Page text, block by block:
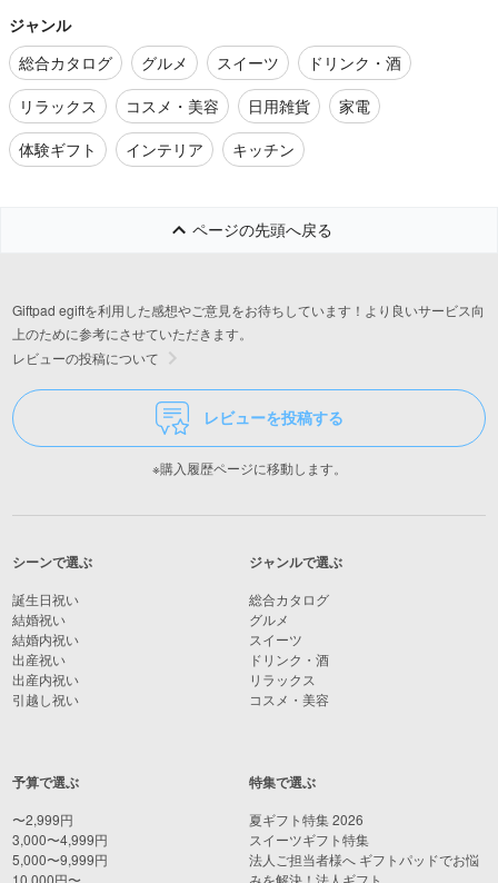
ジャンル
総合カタログ
グルメ スイーツ
ドリンク・酒
リラックス
コスメ・美容 日用雑貨
家電
体験ギフト
インテリア キッチン
ページの先頭へ戻る
Giftpad egiftを利用した感想やご意見をお待ちしています！より良いサービス向
上のために参考にさせていただきます。
レビューの投稿について
レビューを投稿する
※購入履歴ページに移動します。
シーンで選ぶ
誕生日祝い
結婚祝い
結婚内祝い
出産祝い
出産内祝い
引越し祝い
予算で選ぶ
〜2,999円
3,000〜4,999円
5,000〜9,999円
10,000円〜
ジャンルで選ぶ
総合カタログ
グルメ
スイーツ
ドリンク・酒
リラックス
コスメ・美容
特集で選ぶ
夏ギフト特集 2026
スイーツギフト特集
法人ご担当者様へ ギフトパッドでお悩
みを解決！法人ギフト